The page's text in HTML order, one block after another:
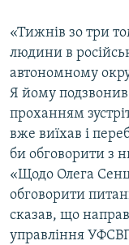
«Тижнів зо три
людини в
автономному
Я йому
проханням
вже виїхав і
би обговорити з
«Щодо Олега
обговорити
сказав, що
управління